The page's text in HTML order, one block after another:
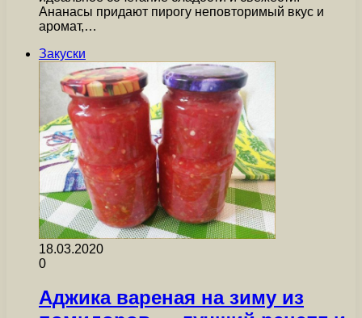
Ананасы придают пирогу неповторимый вкус и
аромат,…
Закуски
18.03.2020
0
Аджика вареная на зиму из